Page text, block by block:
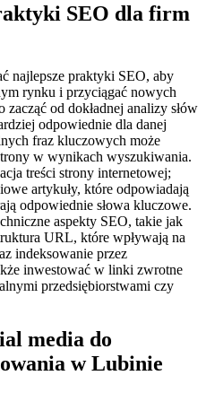
SEO dla firm
najlepsze praktyki SEO, aby
rynku i przyciągać nowych
od dokładnej analizy słów
odpowiednie dla danej
fraz kluczowych może
w wynikach wyszukiwania.
treści strony internetowej;
artykuły, które odpowiadają
odpowiednie słowa kluczowe.
aspekty SEO, takie jak
URL, które wpływają na
indeksowanie przez
inwestować w linki zwrotne
przedsiębiorstwami czy
media do
w Lubinie